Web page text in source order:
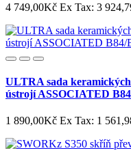
4 749,00Kč Ex Tax: 3
ULTRA sada
ústrojí ASSOCIATED
1 890,00Kč Ex Tax: 1